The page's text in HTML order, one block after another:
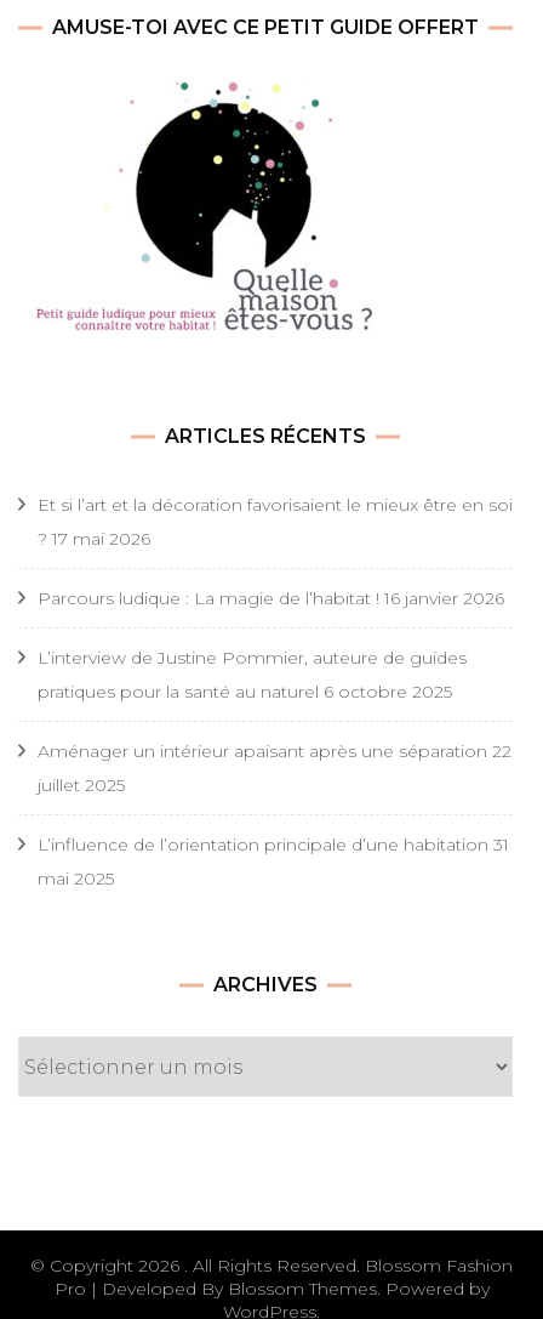
AMUSE-TOI AVEC CE PETIT GUIDE OFFERT
ARTICLES RÉCENTS
Et si l’art et la décoration favorisaient le mieux être en soi
? 17 mai 2026
Parcours ludique : La magie de l’habitat ! 16 janvier 2026
L’interview de Justine Pommier, auteure de guides
pratiques pour la santé au naturel 6 octobre 2025
Aménager un intérieur apaisant après une séparation 22
juillet 2025
L’influence de l’orientation principale d’une habitation 31
mai 2025
ARCHIVES
Archives
© Copyright 2026 . All Rights Reserved. Blossom Fashion
Pro | Developed By Blossom Themes. Powered by
WordPress.